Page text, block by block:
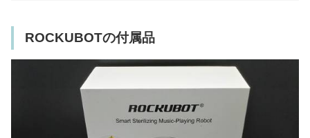
ROCKUBOTの付属品